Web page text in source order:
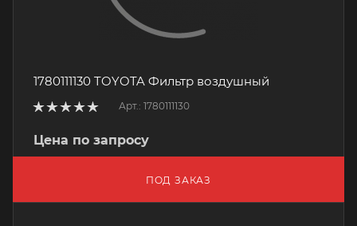
1780111130 TOYOTA Фильтр воздушный
Арт.: 1780111130
Цена по запросу
ПОД ЗАКАЗ